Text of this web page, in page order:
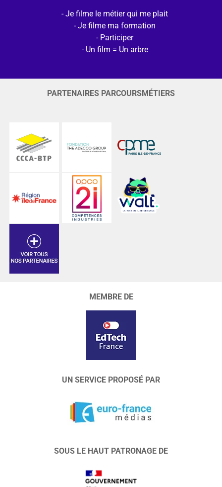
Je filme le métier qui me plait
Je filme ma formation
Participer
Un film = Un arbre
PARTENAIRES PARCOURSMÉTIERS
MEMBRE DE
UN SERVICE PROPOSÉ PAR
SOUS LE HAUT PATRONAGE DE